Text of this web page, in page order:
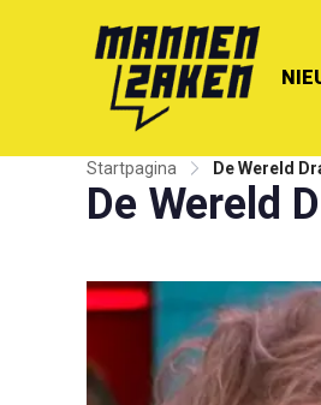
Startpagina De Wereld
De Wereld